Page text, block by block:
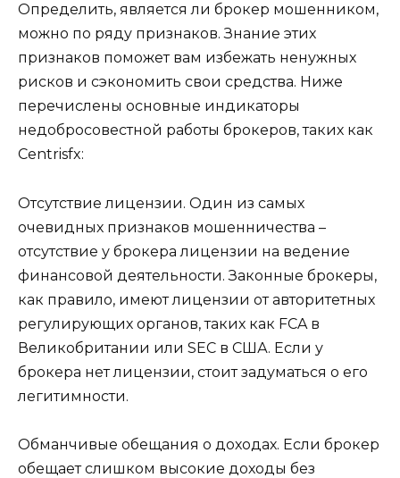
Определить, является ли брокер мошенником,
можно по ряду признаков. Знание этих
признаков поможет вам избежать ненужных
рисков и сэкономить свои средства. Ниже
перечислены основные индикаторы
недобросовестной работы брокеров, таких как
Centrisfx:
Отсутствие лицензии. Один из самых
очевидных признаков мошенничества –
отсутствие у брокера лицензии на ведение
финансовой деятельности. Законные брокеры,
как правило, имеют лицензии от авторитетных
регулирующих органов, таких как FCA в
Великобритании или SEC в США. Если у
брокера нет лицензии, стоит задуматься о его
легитимности.
Обманчивые обещания о доходах. Если брокер
обещает слишком высокие доходы без